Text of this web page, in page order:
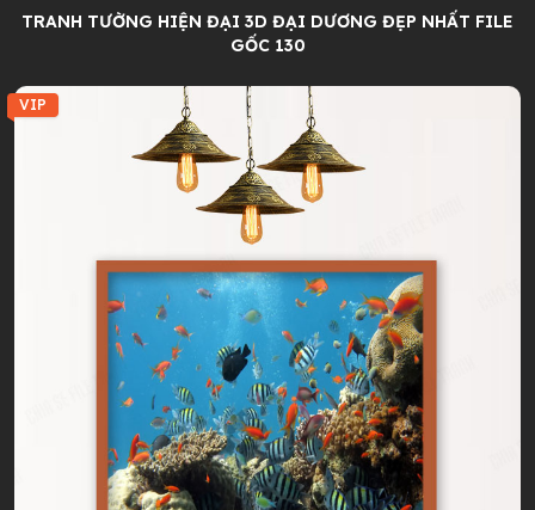
TRANH TƯỜNG HIỆN ĐẠI 3D ĐẠI DƯƠNG ĐẸP NHẤT FILE
GỐC 130
VIP